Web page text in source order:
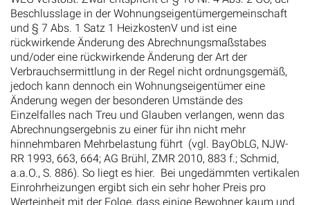
Beschlusslage in der Wohnungseigentümergemeinschaft
und § 7 Abs. 1 Satz 1 HeizkostenV und ist eine
rückwirkende Änderung des Abrechnungsmaßstabes
und/oder eine rückwirkende Änderung der Art der
Verbrauchsermittlung in der Regel nicht ordnungsgemäß,
jedoch kann dennoch ein Wohnungseigentümer eine
Änderung wegen der besonderen Umstände des
Einzelfalles nach Treu und Glauben verlangen, wenn das
Abrechnungsergebnis zu einer für ihn nicht mehr
hinnehmbaren Mehrbelastung führt (vgl. BayObLG, NJW-
RR 1993, 663, 664; AG Brühl, ZMR 2010, 883 f.; Schmid,
a.a.O., S. 886). So liegt es hier. Bei ungedämmten vertikalen
Einrohrheizungen ergibt sich ein sehr hoher Preis pro
Werteinheit mit der Folge, dass einige Bewohner kaum und